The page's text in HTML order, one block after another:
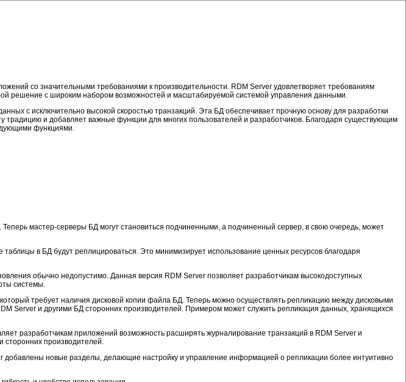
со значительными требованиями к производительности. RDM Server удовлетворяет требованиям
решение с широким набором возможностей и масштабируемой системой управления данными.
с исключительно высокой скоростью транзакций. Эта БД обеспечивает прочную основу для разработки
и добавляет важные функции для многих пользователей и разработчиков. Благодаря существующим
функциями.
мастер-серверы БД могут становиться подчиненными, а подчиненный сервер, в свою очередь, может
в БД будут реплицироваться. Это минимизирует использование ценных ресурсов благодаря
обычно недопустимо. Данная версия RDM Server позволяет разработчикам высокодоступных
системы.
требует наличия дисковой копии файла БД. Теперь можно осуществлять репликацию между дисковыми
Server и другими БД сторонних производителей. Примером может служить репликация данных, хранящихся
разработчикам приложений возможность расширять журналирование транзакций в RDM Server и
производителей.
добавлены новые разделы, делающие настройку и управление информацией о репликации более интуитивно